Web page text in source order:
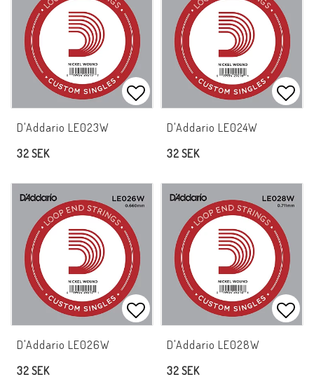
Lägg till i favoritlistan
D'Addario LE023W
32 SEK
D'Addario LE024W
32 SEK
Lägg till i favoritlistan
D'Addario LE026W
32 SEK
D'Addario LE028W
32 SEK